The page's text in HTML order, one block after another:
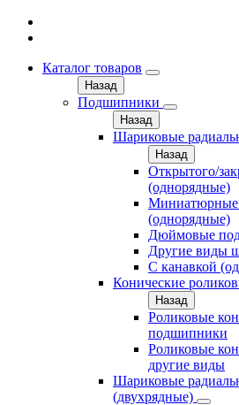
Каталог товаров
Назад
Подшипники
Назад
Шариковые
Назад
Открытого/
(однорядные)
(однорядные)
Дюймовые
Другие виды
С канавкой
Конические
Назад
Роликовые
подшипники
Роликовые
другие виды
Шариковые
(двухрядные)